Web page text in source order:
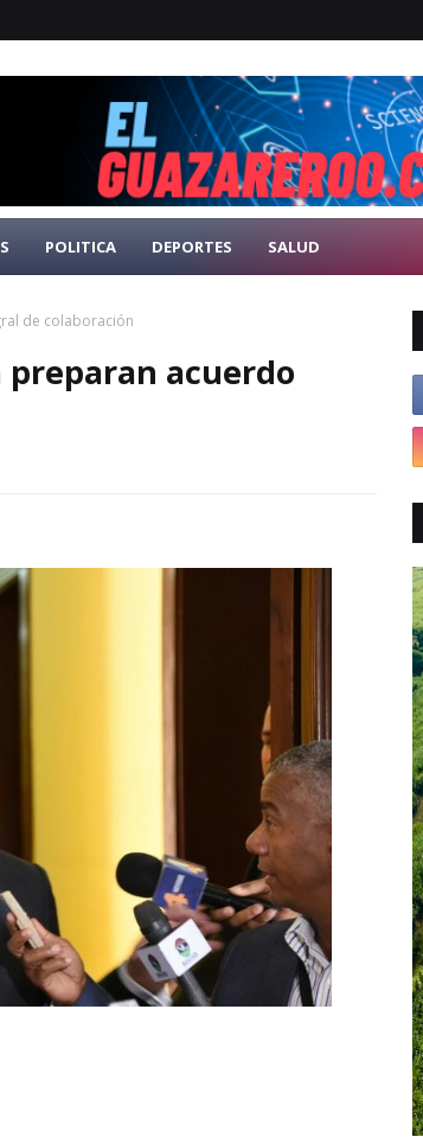
POLITICA DEPORTES SALUD
de colaboración
preparan acuerdo